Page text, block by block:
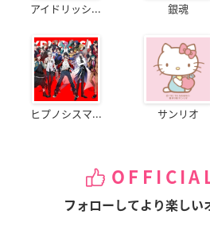
アイドリッシ... 銀魂
ヒプノシスマ... サンリオ
フォローしてより楽しい